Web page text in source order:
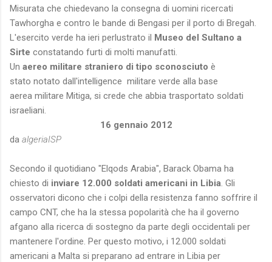
Misurata che chiedevano la consegna di uomini ricercati
Tawhorgha e contro le bande di Bengasi per il porto di Bregah.
L'esercito verde ha ieri perlustrato il Museo del Sultano a
Sirte constatando furti di molti manufatti.
Un aereo militare straniero di tipo sconosciuto è
stato notato dall'intelligence militare verde alla base
aerea militare Mitiga, si crede che abbia trasportato soldati
israeliani.
16 gennaio 2012
da algeriaISP
Secondo il quotidiano "Elqods Arabia", Barack Obama ha
chiesto di inviare 12.000 soldati americani in Libia . Gli
osservatori dicono che i colpi della resistenza fanno soffrire il
campo CNT, che ha la stessa popolarità che ha il governo
afgano alla ricerca di sostegno da parte degli occidentali per
mantenere l'ordine. Per questo motivo, i 12.000 soldati
americani a Malta si preparano ad entrare in Libia per